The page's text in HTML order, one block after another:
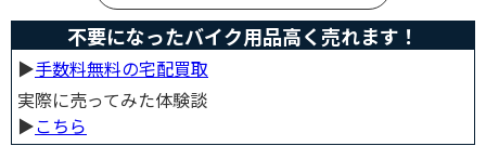
不要になったバイク用品高く売れます！
▶︎手数料無料の宅配買取
実際に売ってみた体験談
▶︎こちら